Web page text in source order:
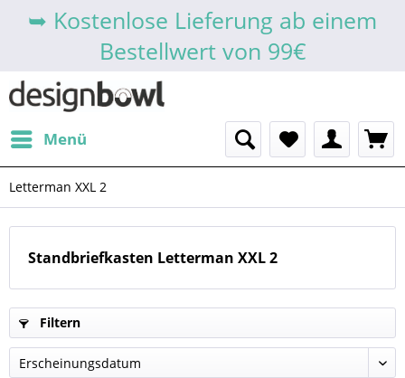
➥ Kostenlose Lieferung ab einem
Bestellwert von 99€
Menü
Letterman XXL 2
Standbriefkasten Letterman XXL 2
Filtern